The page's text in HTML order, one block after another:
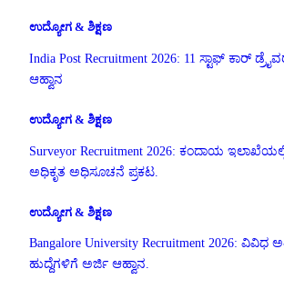
ಉದ್ಯೋಗ & ಶಿಕ್ಷಣ
India Post Recruitment 2026: 11 ಸ್ಟಾಫ್ ಕಾರ್
ಆಹ್ವಾನ
ಉದ್ಯೋಗ & ಶಿಕ್ಷಣ
Surveyor Recruitment 2026: ಕಂದಾಯ
ಅಧಿಕೃತ ಅಧಿಸೂಚನೆ ಪ್ರಕಟ.
ಉದ್ಯೋಗ & ಶಿಕ್ಷಣ
Bangalore University Recruitment 2026: ವಿವಿಧ
ಹುದ್ದೆಗಳಿಗೆ ಅರ್ಜಿ ಆಹ್ವಾನ.